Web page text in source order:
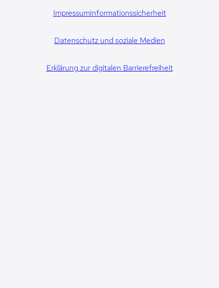
ImpressumInformationssicherheit
Datenschutz und soziale Medien
Erklärung zur digitalen Barrierefreiheit